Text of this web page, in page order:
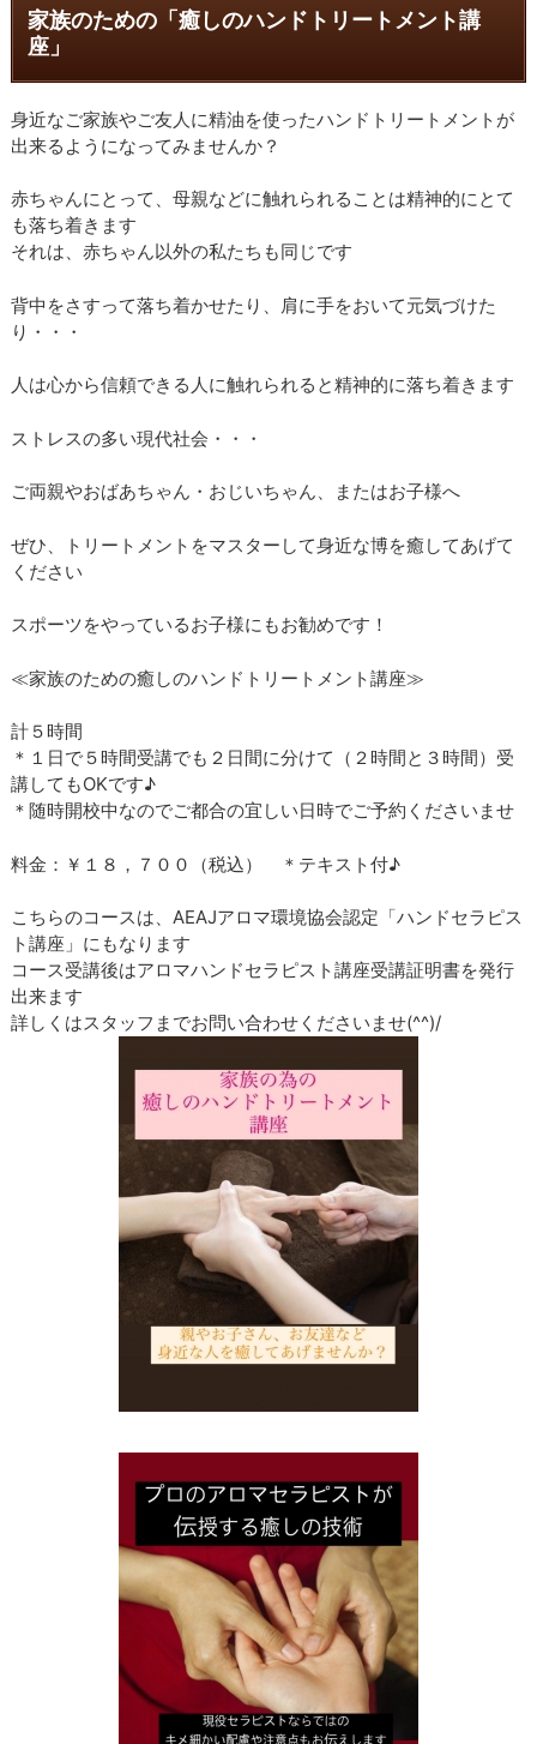
家族のための「癒しのハンドトリートメント講
座」
身近なご家族やご友人に精油を使ったハンドトリートメントが
出来るようになってみませんか？
赤ちゃんにとって、母親などに触れられることは精神的にとて
も落ち着きます
それは、赤ちゃん以外の私たちも同じです
背中をさすって落ち着かせたり、肩に手をおいて元気づけた
り・・・
人は心から信頼できる人に触れられると精神的に落ち着きます
ストレスの多い現代社会・・・
ご両親やおばあちゃん・おじいちゃん、またはお子様へ
ぜひ、トリートメントをマスターして身近な博を癒してあげて
ください
スポーツをやっているお子様にもお勧めです！
≪家族のための癒しのハンドトリートメント講座≫
計５時間
＊１日で５時間受講でも２日間に分けて（２時間と３時間）受
講してもOKです♪
＊随時開校中なのでご都合の宜しい日時でご予約くださいませ
料金：￥１８，７００（税込） ＊テキスト付♪
こちらのコースは、AEAJアロマ環境協会認定「ハンドセラピス
ト講座」にもなります
コース受講後はアロマハンドセラピスト講座受講証明書を発行
出来ます
詳しくはスタッフまでお問い合わせくださいませ(^^)/